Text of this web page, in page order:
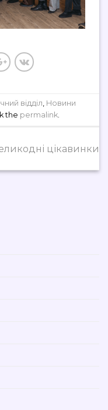
відділ, Новини
the permalink.
цікавинки